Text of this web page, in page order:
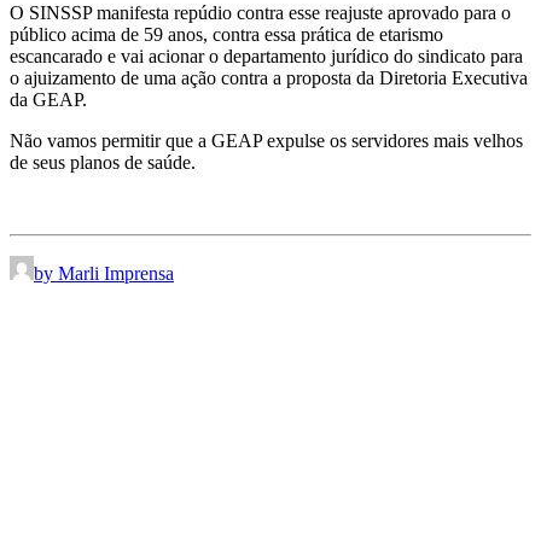
O SINSSP manifesta repúdio contra esse reajuste aprovado para o
público acima de 59 anos, contra essa prática de etarismo
escancarado e vai acionar o departamento jurídico do sindicato para
o ajuizamento de uma ação contra a proposta da Diretoria Executiva
da GEAP.
Não vamos permitir que a GEAP expulse os servidores mais velhos
de seus planos de saúde.
by Marli Imprensa